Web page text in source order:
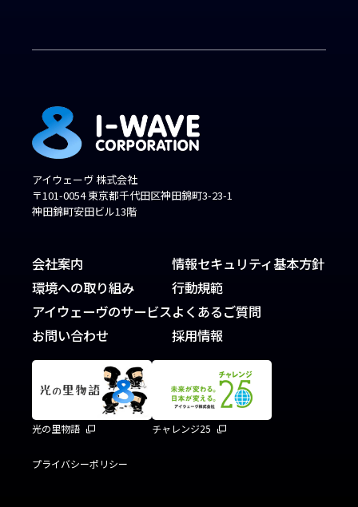
アイウェーヴ 株式会社
〒101-0054 東京都千代田区神田錦町3-23-1
神田錦町安田ビル13階
会社案内
環境への取り組み
アイウェーヴのサービス
お問い合わせ
情報セキュリティ基本方針
行動規範
よくあるご質問
採用情報
光の里物語 チャレンジ25
プライバシーポリシー